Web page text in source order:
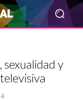
sexualidad y